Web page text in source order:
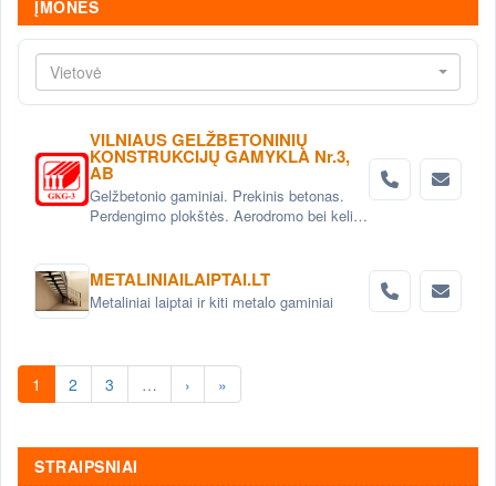
ĮMONĖS
Vietovė
VILNIAUS GELŽBETONINIŲ
KONSTRUKCIJŲ GAMYKLA Nr.3,
AB
Gelžbetonio gaminiai. Prekinis betonas.
Perdengimo plokštės. Aerodromo bei kelio
METALINIAILAIPTAI.LT
Metaliniai laiptai ir kiti metalo gaminiai
1 2 3 … › »
STRAIPSNIAI